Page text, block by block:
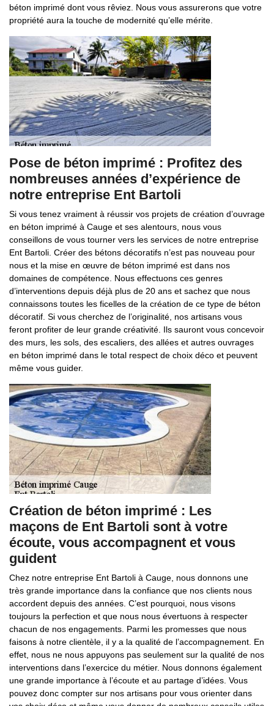
béton imprimé dont vous rêviez. Nous vous assurerons que votre
propriété aura la touche de modernité qu’elle mérite.
Pose de béton imprimé : Profitez des
nombreuses années d’expérience de
notre entreprise Ent Bartoli
Si vous tenez vraiment à réussir vos projets de création d’ouvrage
en béton imprimé à Cauge et ses alentours, nous vous
conseillons de vous tourner vers les services de notre entreprise
Ent Bartoli. Créer des bétons décoratifs n’est pas nouveau pour
nous et la mise en œuvre de béton imprimé est dans nos
domaines de compétence. Nous effectuons ces genres
d’interventions depuis déjà plus de 20 ans et sachez que nous
connaissons toutes les ficelles de la création de ce type de béton
décoratif. Si vous cherchez de l’originalité, nos artisans vous
feront profiter de leur grande créativité. Ils sauront vous concevoir
des murs, les sols, des escaliers, des allées et autres ouvrages
en béton imprimé dans le total respect de choix déco et peuvent
même vous guider.
Création de béton imprimé : Les
maçons de Ent Bartoli sont à votre
écoute, vous accompagnent et vous
guident
Chez notre entreprise Ent Bartoli à Cauge, nous donnons une
très grande importance dans la confiance que nos clients nous
accordent depuis des années. C’est pourquoi, nous visons
toujours la perfection et que nous nous évertuons à respecter
chacun de nos engagements. Parmi les promesses que nous
faisons à notre clientèle, il y a la qualité de l’accompagnement. En
effet, nous ne nous appuyons pas seulement sur la qualité de nos
interventions dans l’exercice du métier. Nous donnons également
une grande importance à l’écoute et au partage d’idées. Vous
pouvez donc compter sur nos artisans pour vous orienter dans